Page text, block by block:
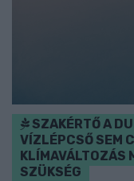
SZAKÉRTŐ A
VÍZLÉPCSŐ SEM
KLÍMAVÁLTOZÁS
SZÜKSÉG